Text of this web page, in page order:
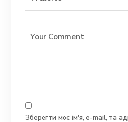
Зберегти моє ім'я, e-mail, та